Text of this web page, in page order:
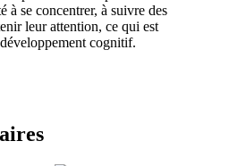
à se concentrer, à suivre des
leur attention, ce qui est
cognitif.